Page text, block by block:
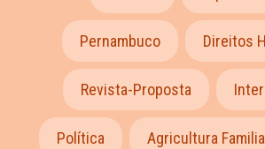
Pernambuco Direitos
Revista-Proposta
Política Agricultura